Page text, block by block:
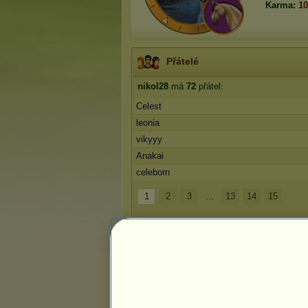
Karma: 10
Přátelé
nikol28 má 72 přátel:
Celest
leonia
vikyyy
Anakai
celeborn
1 2 3 ... 13 14 15